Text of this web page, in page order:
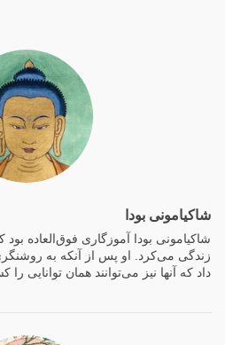
شاکیامونی بودا
زندگی می‌کرد. او پس از آنکه به
داد که آنها نیز می‌توانند همان توانایی را